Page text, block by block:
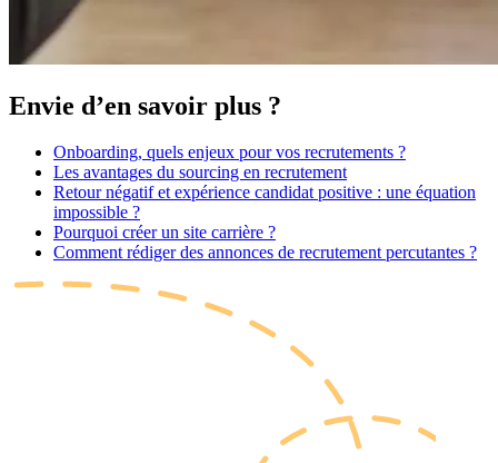
Envie d’en savoir plus ?
Onboarding, quels enjeux pour vos recrutements ?
Les avantages du sourcing en recrutement
Retour négatif et expérience candidat positive : une équation
impossible ?
Pourquoi créer un site carrière ?
Comment rédiger des annonces de recrutement percutantes ?